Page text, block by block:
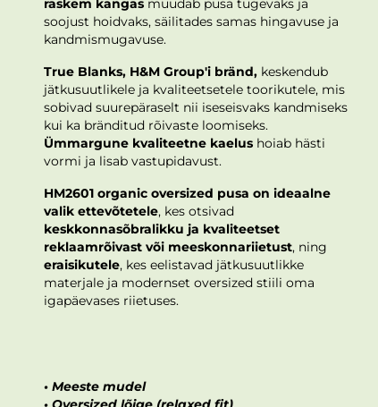
raskem kangas muudab pusa tugevaks ja
soojust hoidvaks, säilitades samas hingavuse ja
kandmismugavuse.
True Blanks, H&M Group'i bränd, keskendub
jätkusuutlikele ja kvaliteetsetele toorikutele, mis
sobivad suurepäraselt nii iseseisvaks kandmiseks
kui ka bränditud rõivaste loomiseks.
Ümmargune kvaliteetne kaelus hoiab hästi
vormi ja lisab vastupidavust.
HM2601 organic oversized pusa on ideaalne
valik ettevõtetele, kes otsivad
keskkonnasõbralikku ja kvaliteetset
reklaamrõivast või meeskonnariietust, ning
eraisikutele, kes eelistavad jätkusuutlikke
materjale ja modernset oversized stiili oma
igapäevases riietuses.
• Meeste mudel